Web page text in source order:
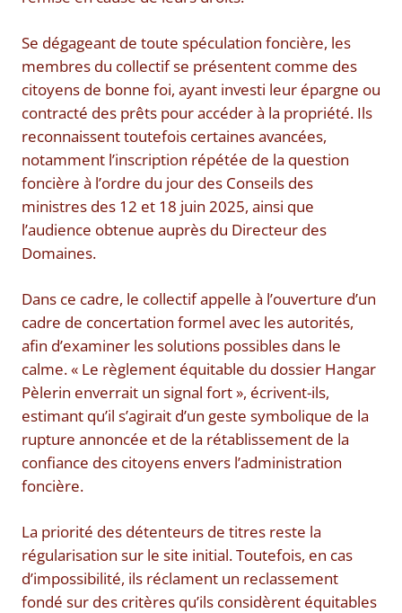
Se dégageant de toute spéculation foncière, les
membres du collectif se présentent comme des
citoyens de bonne foi, ayant investi leur épargne ou
contracté des prêts pour accéder à la propriété. Ils
reconnaissent toutefois certaines avancées,
notamment l’inscription répétée de la question
foncière à l’ordre du jour des Conseils des
ministres des 12 et 18 juin 2025, ainsi que
l’audience obtenue auprès du Directeur des
Domaines.
Dans ce cadre, le collectif appelle à l’ouverture d’un
cadre de concertation formel avec les autorités,
afin d’examiner les solutions possibles dans le
calme. « Le règlement équitable du dossier Hangar
Pèlerin enverrait un signal fort », écrivent-ils,
estimant qu’il s’agirait d’un geste symbolique de la
rupture annoncée et de la rétablissement de la
confiance des citoyens envers l’administration
foncière.
La priorité des détenteurs de titres reste la
régularisation sur le site initial. Toutefois, en cas
d’impossibilité, ils réclament un reclassement
fondé sur des critères qu’ils considèrent équitables